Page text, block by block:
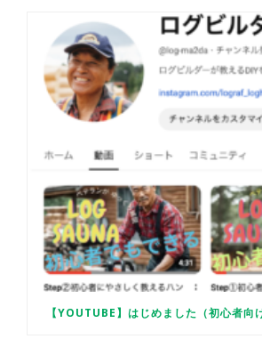
【YOUTUBE】はじめました（初心者向